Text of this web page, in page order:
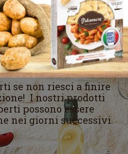
GIORNO
se non riesci a finire
I nostri prodotti
possono essere
nei giorni successivi.